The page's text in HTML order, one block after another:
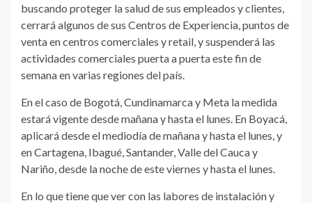
buscando proteger la salud de sus empleados y clientes,
cerrará algunos de sus Centros de Experiencia, puntos de
venta en centros comerciales y retail, y suspenderá las
actividades comerciales puerta a puerta este fin de
semana en varias regiones del país.
En el caso de Bogotá, Cundinamarca y Meta la medida
estará vigente desde mañana y hasta el lunes. En Boyacá,
aplicará desde el mediodía de mañana y hasta el lunes, y
en Cartagena, Ibagué, Santander, Valle del Cauca y
Nariño, desde la noche de este viernes y hasta el lunes.
En lo que tiene que ver con las labores de instalación y